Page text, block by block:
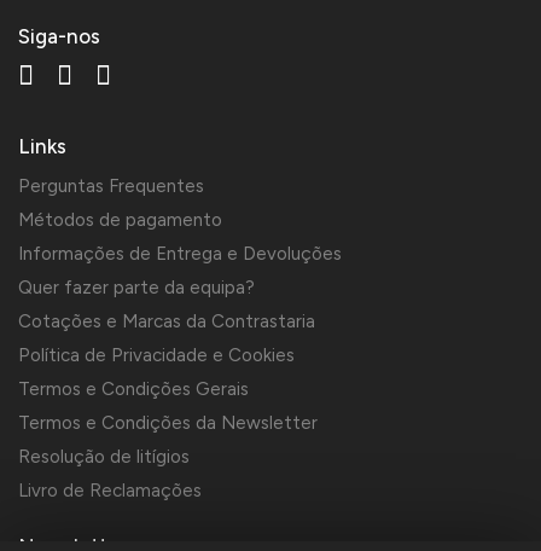
Siga-nos
Links
Perguntas Frequentes
Métodos de pagamento
Informações de Entrega e Devoluções
Quer fazer parte da equipa?
Cotações e Marcas da Contrastaria
Política de Privacidade e Cookies
Termos e Condições Gerais
Termos e Condições da Newsletter
Resolução de litígios
Livro de Reclamações
Newsletter